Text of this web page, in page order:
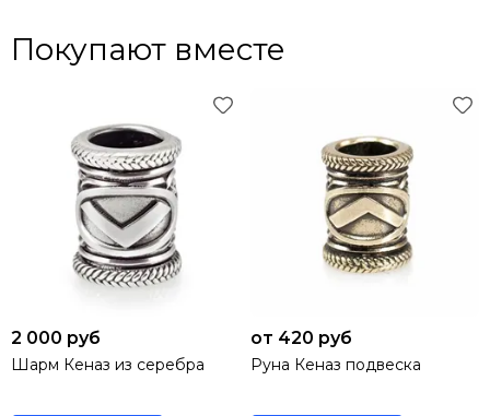
Покупают вместе
2 000 руб
Шарм Кеназ из серебра
от 420 руб
Руна Кеназ подвеска